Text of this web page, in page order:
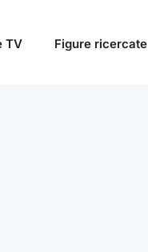
TV Figure ricercate